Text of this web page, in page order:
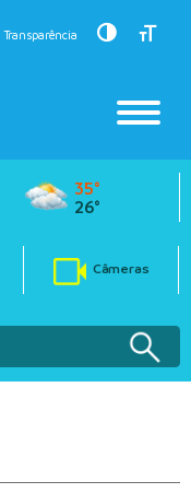
Transparência Toggle
35°
26°
Câmeras